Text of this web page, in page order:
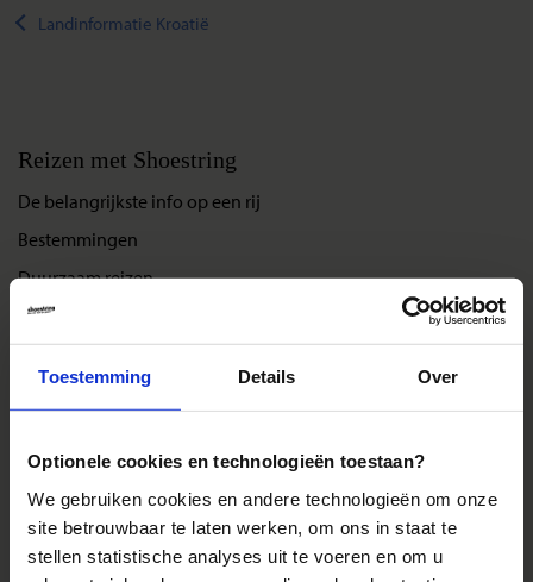
Toestemming Details Over
Optionele cookies en technologieën toestaan?
We gebruiken cookies en andere technologieën om onze
site betrouwbaar te laten werken, om ons in staat te
stellen statistische analyses uit te voeren en om u
Landinformatie Kroatië
Reizen met Shoestring
De belangrijkste info op een rij
Bestemmingen
Duurzaam reizen
Reis- en annuleringsvoorwaarden
Veelgestelde vragen
Inloggen op mijn.Shoestring
Reisthema's
Groepsreizen
Single reizen